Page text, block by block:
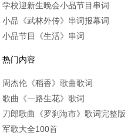
学校迎新生晚会小品节目串词
小品《武林外传》串词报幕词
小品节目《生活》串词
热门内容
周杰伦《稻香》歌曲歌词
歌曲《一路生花》歌词
刀郎歌曲《罗刹海市》歌词完整版
军歌大全100首